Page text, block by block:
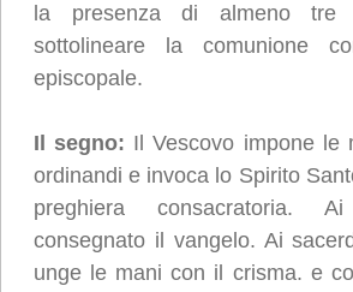
la presenza di almeno tre
sottolineare la comunione
episcopale.
Il segno: Il Vescovo impone le
ordinandi e invoca lo Spirito
preghiera consacratoria.
consegnato il vangelo. Ai
unge le mani con il crisma. e